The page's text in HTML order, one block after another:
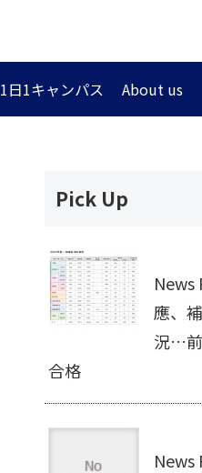
1日1キャンパス About us
Pick Up
News
應、
況…
合格
News